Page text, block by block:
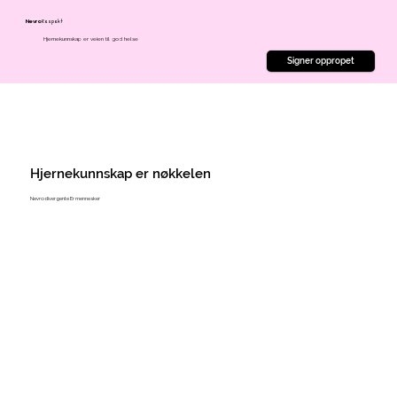
NevroRespekt
Hjernekunnskap er veien til god helse
Signer oppropet
Hjernekunnskap er nøkkelen
Nevrodivergente Er mennesker